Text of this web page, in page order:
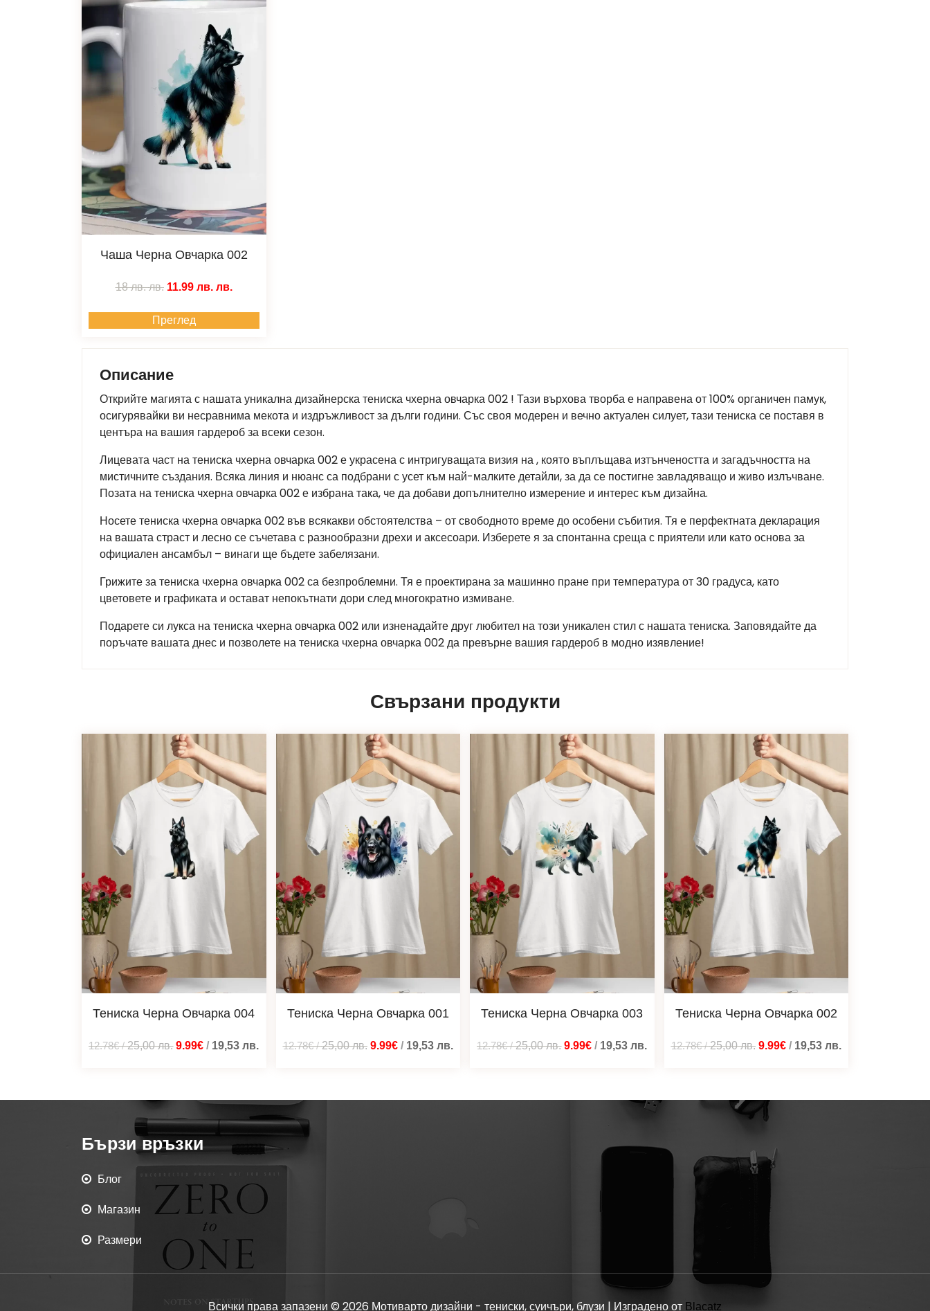
Чаша Черна Овчарка 002
18 лв.лв. 11.99 лв. лв.
Преглед
Описание
Открийте магията с нашата уникална дизайнерска тениска чхерна овчарка 002 ! Тази върхова творба е направена от 100% органичен памук,
осигурявайки ви несравнима мекота и издръжливост за дълги години. Със своя модерен и вечно актуален силует, тази тениска се поставя в
центъра на вашия гардероб за всеки сезон.
Лицевата част на тениска чхерна овчарка 002 е украсена с интригуващата визия на , която въплъщава изтънчеността и загадъчността на
мистичните създания. Всяка линия и нюанс са подбрани с усет към най-малките детайли, за да се постигне завладяващо и живо излъчване.
Позата на тениска чхерна овчарка 002 е избрана така, че да добави допълнително измерение и интерес към дизайна.
Носете тениска чхерна овчарка 002 във всякакви обстоятелства – от свободното време до особени събития. Тя е перфектната декларация
на вашата страст и лесно се съчетава с разнообразни дрехи и аксесоари. Изберете я за спонтанна среща с приятели или като основа за
официален ансамбъл – винаги ще бъдете забелязани.
Грижите за тениска чхерна овчарка 002 са безпроблемни. Тя е проектирана за машинно пране при температура от 30 градуса, като
цветовете и графиката и остават непокътнати дори след многократно измиване.
Подарете си лукса на тениска чхерна овчарка 002 или изненадайте друг любител на този уникален стил с нашата тениска. Заповядайте да
поръчате вашата днес и позволете на тениска чхерна овчарка 002 да превърне вашия гардероб в модно изявление!
Свързани продукти
Тениска Черна Овчарка 004
12.78€/25,00лв. 9.99€ / 19,53лв.
Тениска Черна Овчарка 001
12.78€/25,00лв. 9.99€/ 19,53 лв.
Тениска Черна Овчарка 003
12.78€/25,00лв. 9.99€ / 19,53лв.
Тениска Черна Овчарка 002
12.78€/25,00лв. 9.99€/ 19,53 лв.
Бързи връзки
Блог
Магазин
Размери
Всички права запазени © 2026 Мотиварто дизайни - тениски, суичъри, блузи | Изградено от Blacatz